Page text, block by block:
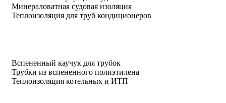
Минераловатная судовая изоляция
Теплоизоляция для труб кондиционеров
Вспененный каучук для трубок
Трубки из вспененного полиэтилена
Теплоизоляция котельных и ИТП